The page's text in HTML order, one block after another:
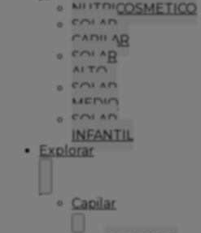
NUTRICOSMETICO
SOLAR
CAPILAR
SOLAR
ALTO
SOLAR
MEDIO
SOLAR
INFANTIL
Explorar
Capilar